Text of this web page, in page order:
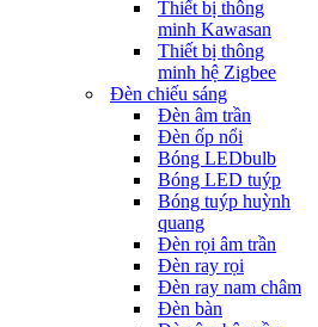
Thiết bị thông
minh Kawasan
Thiết bị thông
minh hệ Zigbee
Đèn chiếu sáng
Đèn âm trần
Đèn ốp nổi
Bóng LEDbulb
Bóng LED tuýp
Bóng tuýp huỳnh
quang
Đèn rọi âm trần
Đèn ray rọi
Đèn ray nam châm
Đèn bàn